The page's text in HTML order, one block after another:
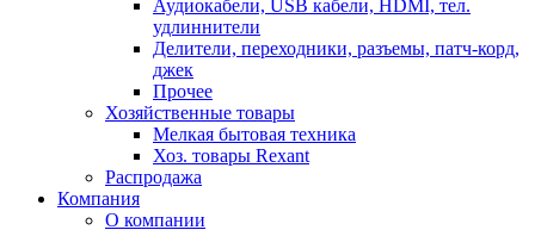
Аудиокабели, USB кабели, HDMI, тел.
удлиннители
Делители, переходники, разъемы, патч-корд,
джек
Прочее
Хозяйственные товары
Мелкая бытовая техника
Хоз. товары Rexant
Распродажа
Компания
О компании